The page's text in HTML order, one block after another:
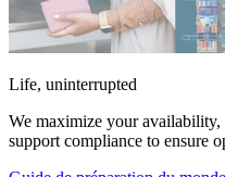
Life, uninterrupted
We maximize your
support compliance to ensure